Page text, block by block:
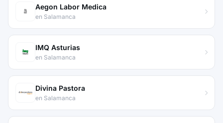
Aegon Labor Medica
en Salamanca
IMQ Asturias
en Salamanca
Divina Pastora
en Salamanca